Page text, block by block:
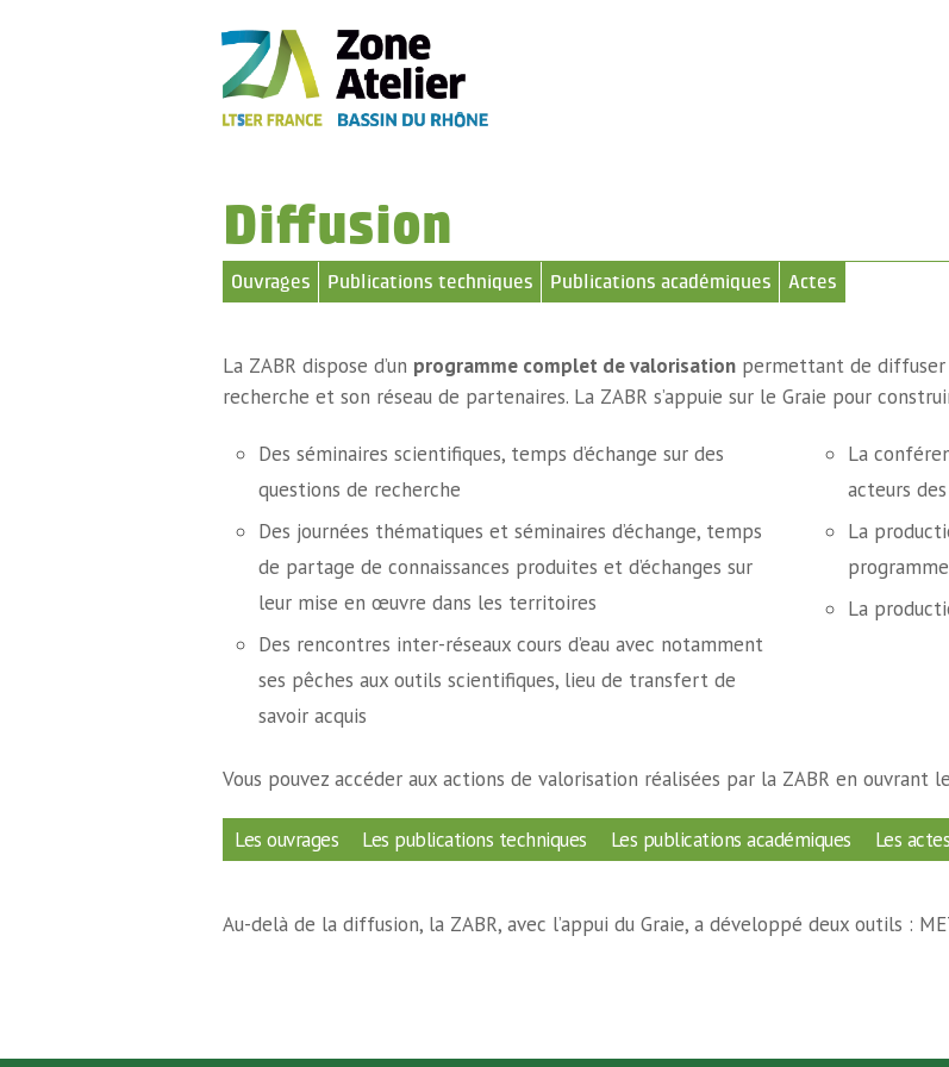
Diffusion
Ouvrages Publications techniques Publications académiques Actes
La ZABR dispose d’un programme complet de valorisation permettant de diffuser
recherche et son réseau de partenaires. La ZABR s’appuie sur le Graie pour
Des séminaires scientifiques, temps d’échange sur des
questions de recherche
Des journées thématiques et séminaires d’échange, temps
de partage de connaissances produites et d’échanges sur
leur mise en œuvre dans les territoires
Des rencontres inter-réseaux cours d’eau avec notamment
ses pêches aux outils scientifiques, lieu de transfert de
savoir acquis
La
acteurs
La
La
Vous pouvez accéder aux actions de valorisation réalisées par la ZABR en ouvrant
Les ouvrages Les publications techniques Les publications académiques Les actes
Au-delà de la diffusion, la ZABR, avec l’appui du Graie, a développé deux outils :